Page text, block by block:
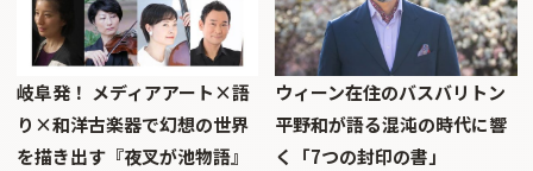
岐阜発！ メディアアート×語
り×和洋古楽器で幻想の世界
を描き出す『夜叉が池物語』
ウィーン在住のバスバリトン
平野和が語る混沌の時代に響
く「7つの封印の書」